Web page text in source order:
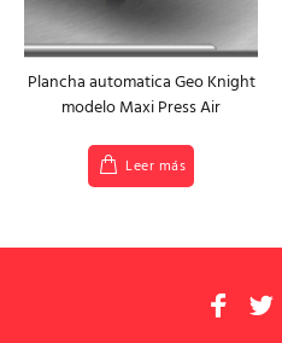
Plancha automatica Geo Knight
modelo Maxi Press Air
Leer más